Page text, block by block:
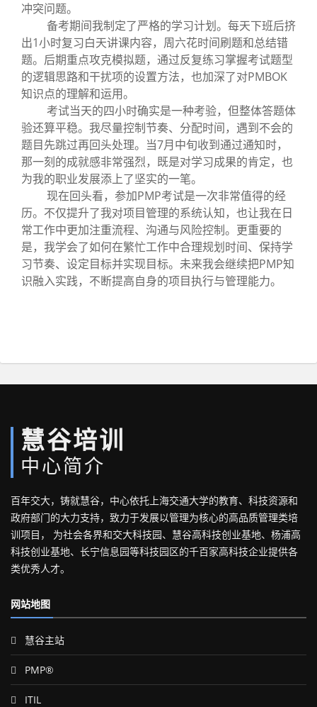
冲突问题。
备考期间我制定了严格的学习计划。每天下班后挤
出1小时复习白天讲课内容，周六花时间刷题和总结错
题。后期重点攻克模拟题，通过反复练习掌握考试题型
的逻辑思路和干扰项的设置方法，也加深了对PMBOK
知识点的理解和运用。
考试当天的四小时确实是一种考验，但整体答题体
验还算平稳。我尽量控制节奏、分配时间，遇到不会的
题目先跳过再回头处理。当7月中旬收到通过通知时，
那一刻的成就感非常强烈，既是对学习成果的肯定，也
为我的职业发展添上了坚实的一笔。
现在回头看，参加PMP考试是一次非常值得的经
历。不仅提升了我对项目管理的系统认知，也让我在日
常工作中更加注重流程、沟通与风险控制。更重要的
是，我学会了如何在繁忙工作中合理规划时间、保持学
习节奏、设定目标并实现目标。未来我会继续把PMP知
识融入实践，不断提高自身的项目执行与管理能力。
慧谷培训
中心简介
百年交大，铸就慧谷，中心依托上海交通大学的教育、科技资源和
政府部门的大力支持，致力于发展以管理为核心的高品质管理类培
训项目， 为社会各界和交大科技园、慧谷高科技创业基地、杨浦高
科技创业基地、长宁信息园等科技园区的千百家高科技企业提供各
类优秀人才。
网站地图
慧谷主站
PMP®
ITIL